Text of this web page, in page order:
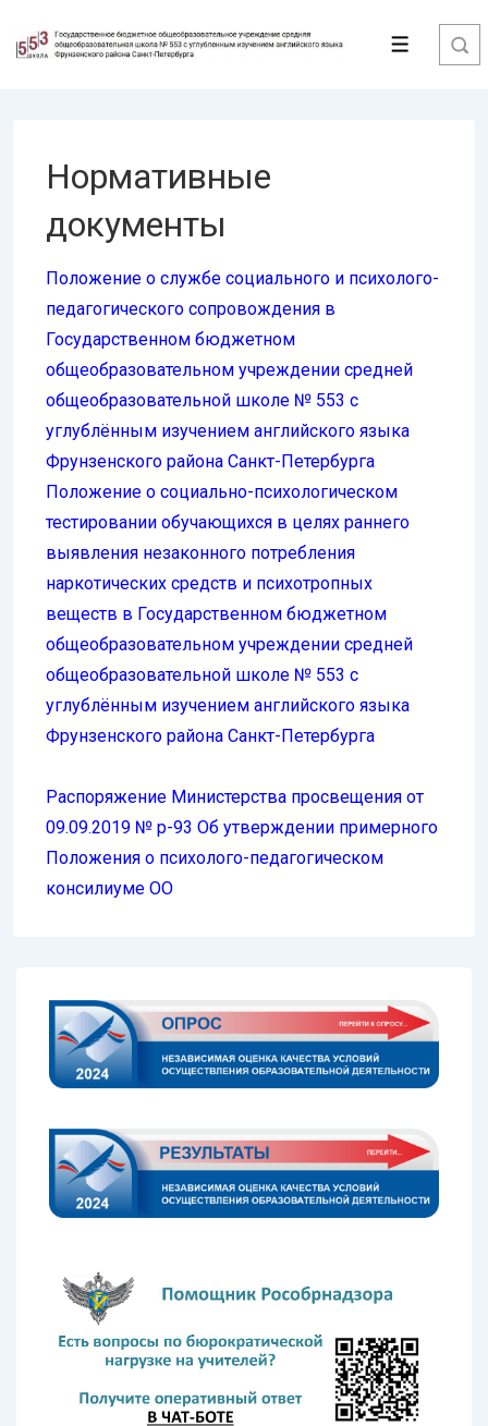
Перейти
Меню
Нормативные
документы
Положение о службе социального и психолого-
педагогического сопровождения в
Государственном бюджетном
общеобразовательном учреждении средней
общеобразовательной школе № 553 с
углублённым изучением английского языка
Фрунзенского района Санкт-Петербурга
Положение о социально-психологическом
тестировании обучающихся в целях раннего
выявления незаконного потребления
наркотических средств и психотропных
веществ в Государственном бюджетном
общеобразовательном учреждении средней
общеобразовательной школе № 553 с
углублённым изучением английского языка
Фрунзенского района Санкт-Петербурга
Распоряжение Министерства просвещения от
09.09.2019 № р-93 Об утверждении примерного
Положения о психолого-педагогическом
консилиуме ОО